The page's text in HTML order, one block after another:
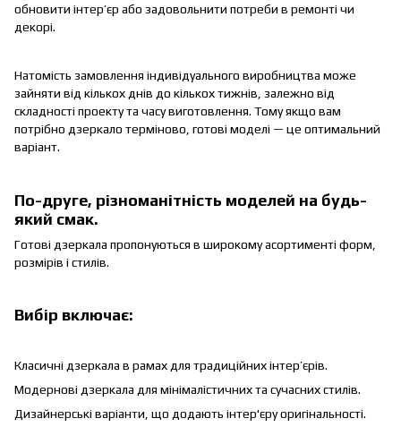
обновити інтер’єр або задовольнити потреби в ремонті чи
декорі.
Натомість замовлення індивідуального виробництва може
зайняти від кількох днів до кількох тижнів, залежно від
складності проекту та часу виготовлення. Тому якщо вам
потрібно дзеркало терміново, готові моделі — це оптимальний
варіант.
По-друге, різноманітність моделей на будь-
який смак.
Готові дзеркала пропонуються в широкому асортименті форм,
розмірів і стилів.
Вибір включає:
Класичні дзеркала в рамах для традиційних інтер’єрів.
Модернові дзеркала для мінімалістичних та сучасних стилів.
Дизайнерські варіанти, що додають інтер'єру оригінальності.